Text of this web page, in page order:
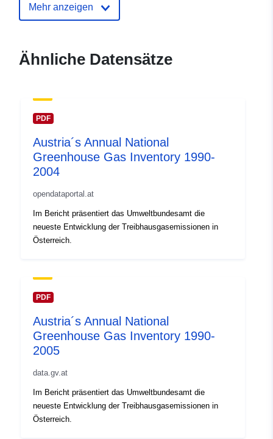
Mehr anzeigen
Ähnliche Datensätze
PDF
Austria´s Annual National
Greenhouse Gas Inventory 1990-
2004
opendataportal.at
Im Bericht präsentiert das Umweltbundesamt die
neueste Entwicklung der Treibhausgasemissionen in
Österreich.
PDF
Austria´s Annual National
Greenhouse Gas Inventory 1990-
2005
data.gv.at
Im Bericht präsentiert das Umweltbundesamt die
neueste Entwicklung der Treibhausgasemissionen in
Österreich.